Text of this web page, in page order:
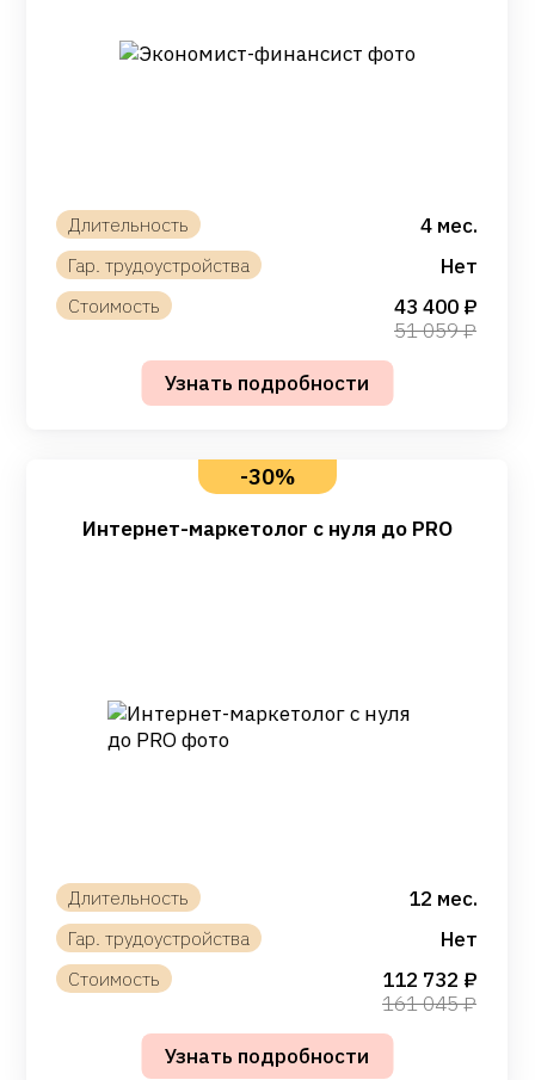
4 мес.
Нет
43 400
51 059
Интернет-маркетолог с нуля до PRO
-30%
12 мес.
Нет
112 732
161 045